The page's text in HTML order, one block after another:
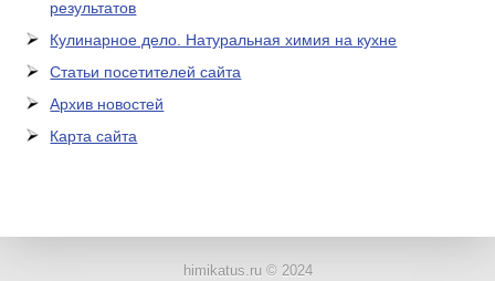
результатов
Кулинарное дело. Натуральная химия на кухне
Статьи посетителей сайта
Архив новостей
Карта сайта
himikatus.ru © 2024